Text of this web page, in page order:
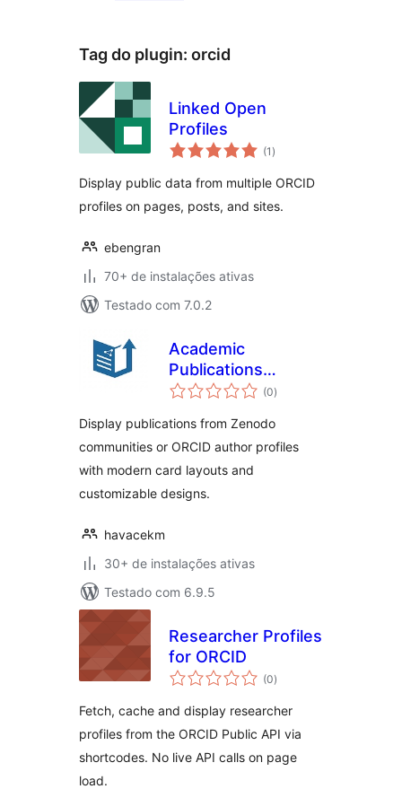
Tag do plugin: orcid
Linked Open
Profiles
(1 total
de
)
Display public data from multiple ORCID
profiles on pages, posts, and sites.
ebengran
70+ de instalações ativas
Testado com 7.0.2
Academic
Publications
Showcase
(0total
de
)
Display publications from Zenodo
communities or ORCID author profiles
with modern card layouts and
customizable designs.
havacekm
30+ de instalações ativas
Testado com 6.9.5
Researcher Profiles
for ORCID
(0total
de
)
Fetch, cache and display researcher
profiles from the ORCID Public API via
shortcodes. No live API calls on page
load.